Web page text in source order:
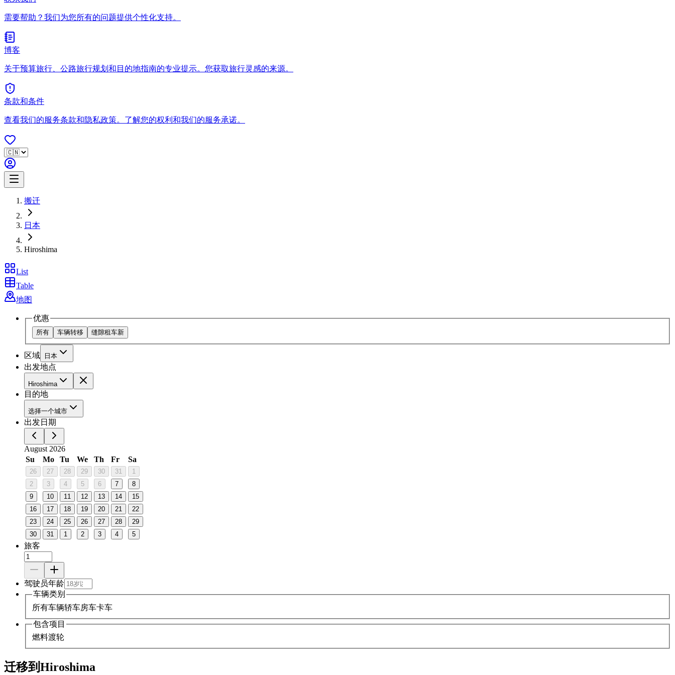
需要帮助？我们为您所有的问题提供个性化支持。
博客
关于预算旅行、公路旅行规划和目的地指南的专业提示。您获取旅行灵感的来源。
条款和条件
查看我们的服务条款和隐私政策。了解您的权利和我们的服务承诺。
搬迁
日本
Hiroshima
List
Table
地图
优惠
所有 车辆转移 缝隙租车新
区域 日本
出发地点
Hiroshima
目的地
选择一个城市
出发日期
August 2026
Su
Mo Tu We Th Fr Sa
26 27 28 29 30 31
1
2
3 4 5 6 7
8
9
10 11 12 13 14
15
16
17 18 19 20 21
22
23
24 25 26 27 28
29
30
31 1 2 3 4 5
旅客
驾驶员年龄
车辆类别
所有车辆轿车房车卡车
包含项目
燃料渡轮
迁移到Hiroshima